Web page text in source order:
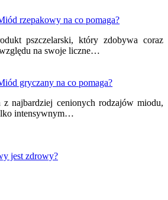
rzepakowy na co pomaga?
pszczelarski, który zdobywa coraz
na swoje liczne…
gryczany na co pomaga?
najbardziej cenionych rodzajów miodu,
intensywnym…
jest zdrowy?